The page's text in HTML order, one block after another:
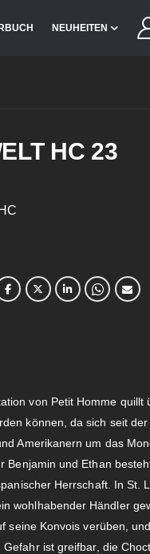
NEUHEITEN
HC 23
von Petit Homme quillt
können, da sich seit
Amerikanern um das
Benjamin und Ethan
Herrschaft. In St.
wohlhabender Händler
seine Konvois verüben,
ist greifbar, die